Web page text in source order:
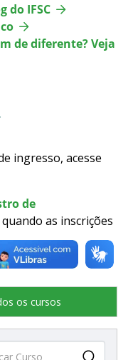
do IFSC
de diferente? Veja
ingresso, acesse
de
as inscrições
os cursos